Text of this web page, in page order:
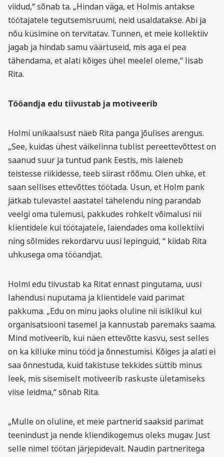
viidud,“ sõnab ta. „Hindan väga, et Holmis antakse
töötajatele tegutsemisruumi, neid usaldatakse. Abi ja
nõu küsimine on tervitatav. Tunnen, et meie kollektiiv
jagab ja hindab samu väärtuseid, mis aga ei pea
tähendama, et alati kõiges ühel meelel oleme,“ lisab
Rita.
Tööandja edu tiivustab ja motiveerib
Holmi unikaalsust näeb Rita panga jõulises arengus.
„See, kuidas ühest väikelinna tublist pereettevõttest on
saanud suur ja tuntud pank Eestis, mis laieneb
teistesse riikidesse, teeb siirast rõõmu. Olen uhke, et
saan sellises ettevõttes töötada. Usun, et Holm pank
jätkab tulevastel aastatel tähelendu ning parandab
veelgi oma tulemusi, pakkudes rohkelt võimalusi nii
klientidele kui töötajatele, laiendades oma kollektiivi
ning sõlmides rekordarvu uusi lepinguid, “ kiidab Rita
uhkusega oma tööandjat.
Holmi edu tiivustab ka Ritat ennast pingutama, uusi
lahendusi nuputama ja klientidele vaid parimat
pakkuma. „Edu on minu jaoks oluline nii isiklikul kui
organisatsiooni tasemel ja kannustab paremaks saama.
Mind motiveerib, kui näen ettevõtte kasvu, sest selles
on ka killuke minu tööd ja õnnestumisi. Kõiges ja alati ei
saa õnnestuda, kuid takistuse tekkides süttib minus
leek, mis sisemiselt motiveerib raskuste ületamiseks
viise leidma,“ sõnab Rita.
„Mulle on oluline, et meie partnerid saaksid parimat
teenindust ja nende kliendikogemus oleks mugav. Just
selle nimel töötan järjepidevalt. Naudin partneritega